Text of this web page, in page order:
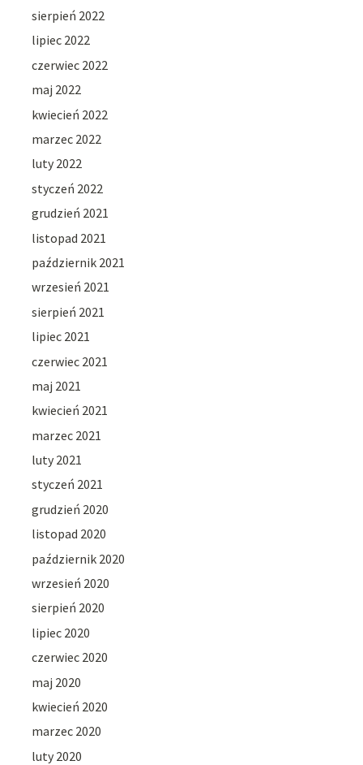
sierpień 2022
lipiec 2022
czerwiec 2022
maj 2022
kwiecień 2022
marzec 2022
luty 2022
styczeń 2022
grudzień 2021
listopad 2021
październik 2021
wrzesień 2021
sierpień 2021
lipiec 2021
czerwiec 2021
maj 2021
kwiecień 2021
marzec 2021
luty 2021
styczeń 2021
grudzień 2020
listopad 2020
październik 2020
wrzesień 2020
sierpień 2020
lipiec 2020
czerwiec 2020
maj 2020
kwiecień 2020
marzec 2020
luty 2020